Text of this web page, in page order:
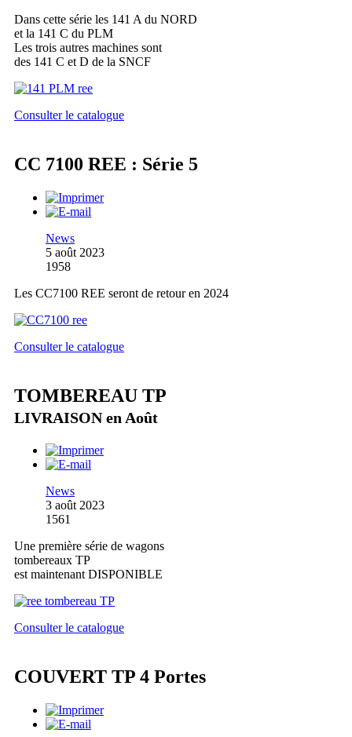
Dans cette série les 141 A du NORD
et la 141 C du PLM
Les trois autres machines sont
des 141 C et D de la SNCF
Consulter le catalogue
CC 7100 REE : Série 5
News
5 août 2023
1958
Les CC7100 REE seront de retour en 2024
Consulter le catalogue
TOMBEREAU TP
LIVRAISON en Août
News
3 août 2023
1561
Une première série de wagons
tombereaux TP
est maintenant DISPONIBLE
Consulter le catalogue
COUVERT TP 4 Portes